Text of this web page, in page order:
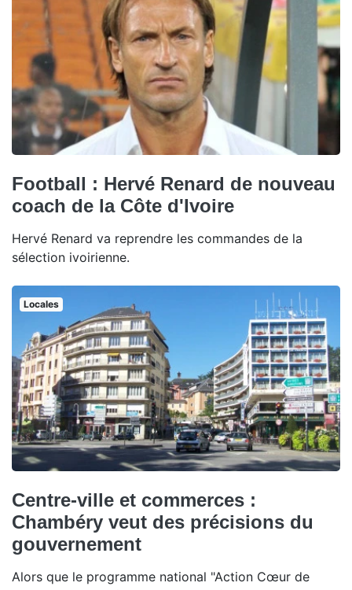
Football : Hervé Renard de nouveau
coach de la Côte d'Ivoire
Hervé Renard va reprendre les commandes de la
sélection ivoirienne.
Locales
Centre-ville et commerces :
Chambéry veut des précisions du
gouvernement
Alors que le programme national "Action Cœur de